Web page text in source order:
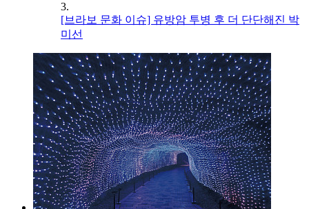
3.
[브라보 문화 이슈] 유방암 투병 후 더 단단해진 박
미선